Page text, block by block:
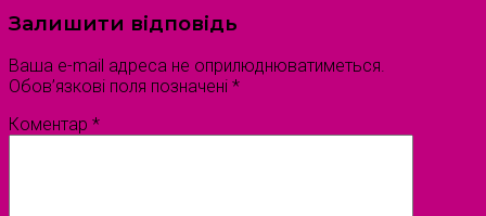
Залишити відповідь
Ваша e-mail адреса не оприлюднюватиметься.
Обов’язкові поля позначені *
Коментар *